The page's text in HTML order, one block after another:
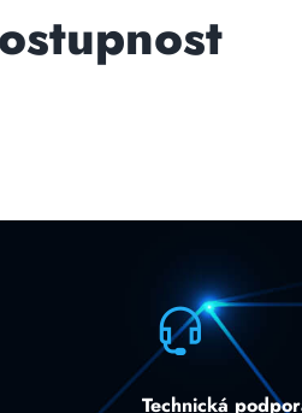
Technická